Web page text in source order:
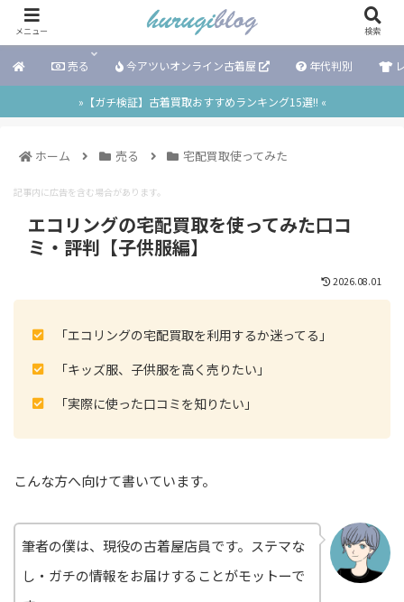
売る 今アツいオンライン古着屋 年代判別
»【ガチ検証】古着買取おすすめランキング15選!! «
ホーム 売る 宅配買取使ってみた
記事内に広告を含む場合があります。
エコリングの宅配買取を使ってみた口コ
ミ・評判【子供服編】
2026.08.01
「エコリングの宅配買取を利用するか迷ってる」
「キッズ服、子供服を高く売りたい」
「実際に使った口コミを知りたい」
こんな方へ向けて書いています。
筆者の僕は、現役の古着屋店員です。ステマな
し・ガチの情報をお届けすることがモットーで
メニュー 検索